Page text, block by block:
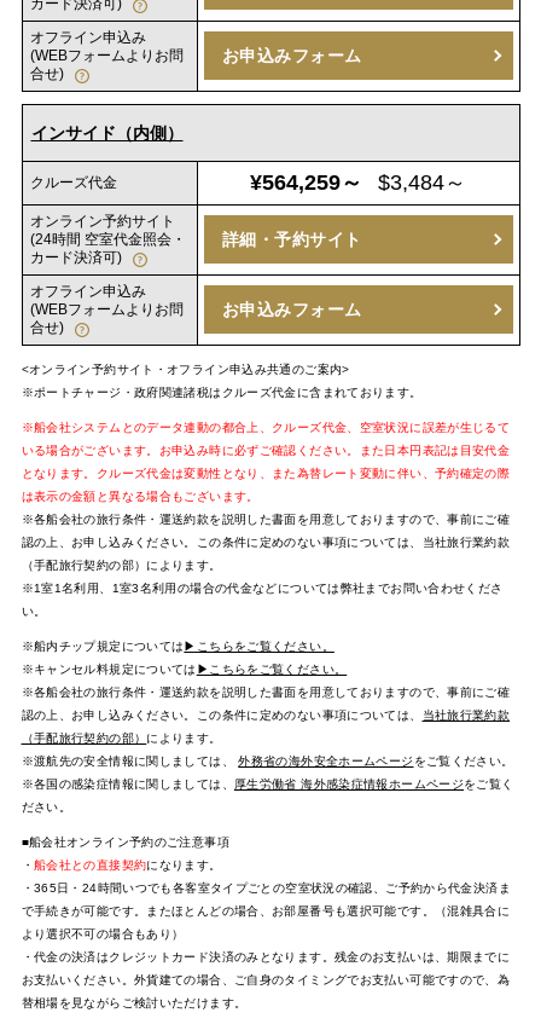
カード決済可)
オフライン申込み
(WEBフォームよりお問
合せ)
お申込みフォーム
インサイド（内側）
クルーズ代金 ¥564,259～ $3,484～
オンライン予約サイト
(24時間 空室代金照会・
カード決済可)
詳細・予約サイト
オフライン申込み
(WEBフォームよりお問
合せ)
お申込みフォーム
<オンライン予約サイト・オフライン申込み共通のご案内>
※ポートチャージ・政府関連諸税はクルーズ代金に含まれております。
※船会社システムとのデータ連動の都合上、クルーズ代金、空室状況に誤差が生じるて
いる場合がございます。お申込み時に必ずご確認ください。また日本円表記は目安代金
となります。クルーズ代金は変動性となり、また為替レート変動に伴い、予約確定の際
は表示の金額と異なる場合もございます。
※各船会社の旅行条件・運送約款を説明した書面を用意しておりますので、事前にご確
認の上、お申し込みください。この条件に定めのない事項については、当社旅行業約款
（手配旅行契約の部）によります。
※1室1名利用、1室3名利用の場合の代金などについては弊社までお問い合わせくださ
い。
※船内チップ規定については▶こちらをご覧ください。
※キャンセル料規定については ▶こちらをご覧ください。
※各船会社の旅行条件・運送約款を説明した書面を用意しておりますので、事前にご確
認の上、お申し込みください。この条件に定めのない事項については、
当社旅行業約款
（手配旅行契約の部） によります。
※渡航先の安全情報に関しましては、外務省の海外安全ホームページ をご覧ください。
※各国の感染症情報に関しましては、
厚生労働省 海外感染症情報ホームページをご覧く
ださい。
■船会社オンライン予約のご注意事項
・ 船会社との直接契約になります。
・365日・24時間いつでも各客室タイプごとの空室状況の確認、ご予約から代金決済ま
で手続きが可能です。またほとんどの場合、お部屋番号も選択可能です。（混雑具合に
より選択不可の場合もあり）
・代金の決済はクレジットカード決済のみとなります。残金のお支払いは、期限までに
お支払いください。外貨建ての場合、ご自身のタイミングでお支払い可能ですので、為
替相場を見ながらご検討いただけます。